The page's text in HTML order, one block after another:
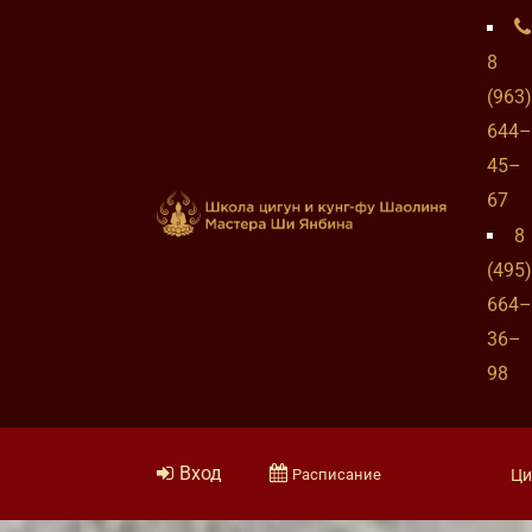
8
(963)
644–
45–
67
8
(495)
664–
36–
98
Вход Расписание